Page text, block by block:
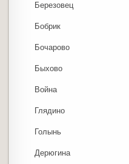
Березовец
Бобрик
Бочарово
Быхово
Война
Глядино
Голынь
Дерюгина